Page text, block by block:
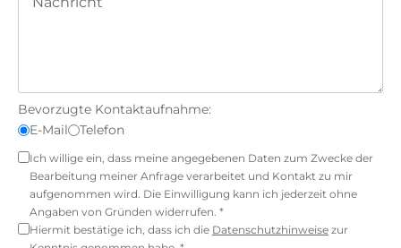
Bevorzugte Kontaktaufnahme:
E-Mail
Telefon
Ich willige ein, dass meine angegebenen Daten zum Zwecke der
Bearbeitung meiner Anfrage verarbeitet und Kontakt zu mir
aufgenommen wird. Die Einwilligung kann ich jederzeit ohne
Angaben von Gründen widerrufen. *
Hiermit bestätige ich, dass ich die Datenschutzhinweise zur